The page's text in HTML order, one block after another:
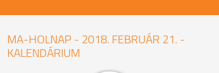
MA-HOLNAP - 2018. FEBRUÁR 21. -
KALENDÁRIUM